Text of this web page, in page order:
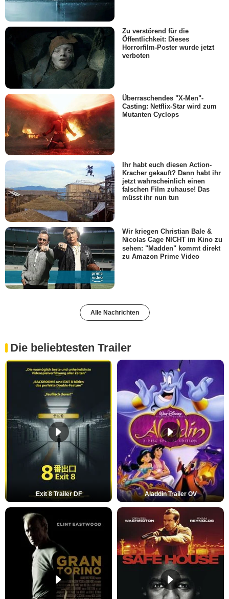
Zu verstörend für die
Öffentlichkeit: Dieses
Horrorfilm-Poster wurde jetzt
verboten
Überraschendes "X-Men"-
Casting: Netflix-Star wird zum
Mutanten Cyclops
Ihr habt euch diesen Action-
Kracher gekauft? Dann habt ihr
jetzt wahrscheinlich einen
falschen Film zuhause! Das
müsst ihr nun tun
Wir kriegen Christian Bale &
Nicolas Cage NICHT im Kino zu
sehen: "Madden" kommt direkt
zu Amazon Prime Video
Alle Nachrichten
Die beliebtesten Trailer
Exit 8 Trailer DF Aladdin Trailer OV